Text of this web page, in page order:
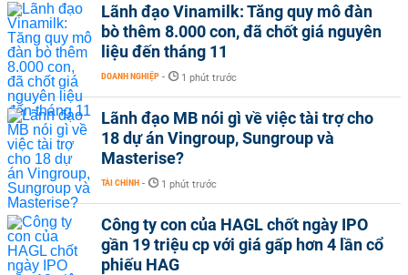
Lãnh đạo Vinamilk: Tăng quy mô đàn
bò thêm 8.000 con, đã chốt giá nguyên
liệu đến tháng 11
DOANH NGHIỆP - 1 phút trước
Lãnh đạo MB nói gì về việc tài trợ cho
18 dự án Vingroup, Sungroup và
Masterise?
TÀI CHÍNH - 1 phút trước
Công ty con của HAGL chốt ngày IPO
gần 19 triệu cp với giá gấp hơn 4 lần cổ
phiếu HAG